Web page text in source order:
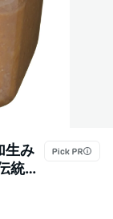
生み
統の
健
成発